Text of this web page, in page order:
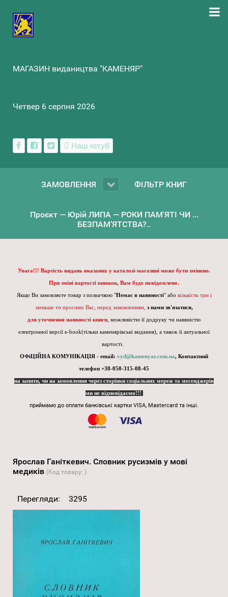
МАГАЗИН видаництва "КАМЕНЯР"
Четвер 6 серпня 2026
Наш ютуб
ЗАМОВЛЕННЯ ФІЛЬТР КНИГ
Проєкт — Юрій ЛИПА — РОКИ ПАМ'ЯТІ ЧИ ...
БЕЗПАМ’ЯТСТВА?..
Увага!!! Вартість видань вказаних у каталозі-магазині може бути змінено.
При зміні вартості книжок, Вам буде повідомлено.
Якщо Ви замовляєте товар з позначкою "Немає в наявності" або кількість три і
меньше то просимо Вас, перед замовленням, з нами зв'язатися,
для уточнення наявності книги , можливістю її додруку чи наявністю
електронної версії e-book(тільки каменярівські видання), а також її актуальної
вартості.
ОФіЦІЙНА КОМУНІКАЦІЯ - email: vyd@kamenyar.com.ua, Контактний
телефон +38-050-315-08-45
на запити, чи на замовлення через сторінки соціальних мереж та месенджерів
ми не відповідаємо!!!
приймамо до оплати банківські картки VISA, Mastercard та інші.
Ярослав Ганіткевич. Словник русизмів у мові
медиків (Код товару: )
Перегляди: 3295